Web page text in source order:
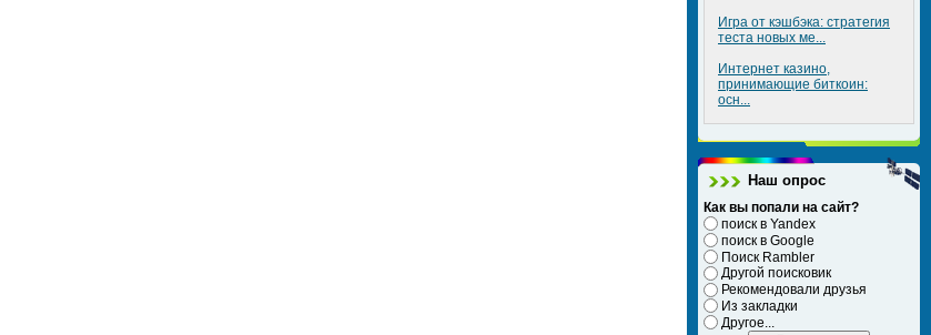
Игра от кэшбэка: стратегия
теста новых ме...
Интернет казино,
принимающие биткоин:
осн...
Наш опрос
Как вы попали на сайт?
поиск в Yandex
поиск в Google
Поиск Rambler
Другой поисковик
Рекомендовали друзья
Из закладки
Другое...